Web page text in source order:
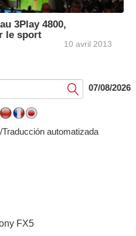
3Play 4800,
le sport
10 avril 2013
Soumettre07/08/2026
automatizada
FX5